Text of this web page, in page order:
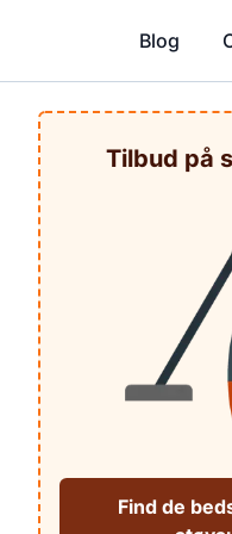
Blog
Tilbud på
Find de